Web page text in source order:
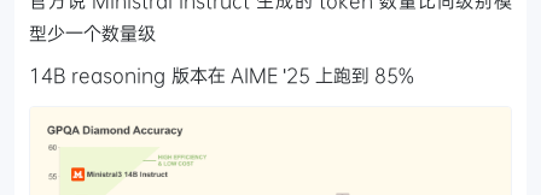
型少一个数量级
14B reasoning 版本在 AIME '25 上跑到 85%